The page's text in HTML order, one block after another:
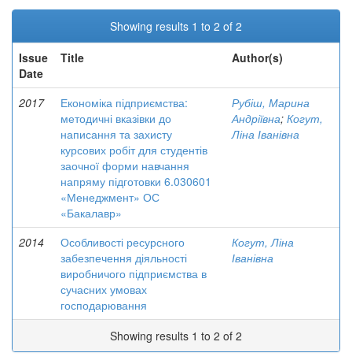
Showing results 1 to 2 of 2
Issue
Date
Title Author(s)
2017
Економіка підприємства:
методичні вказівки до
написання та захисту
курсових робіт для студентів
заочної форми навчання
напряму підготовки 6.030601
«Менеджмент» ОС
«Бакалавр»
Рубіш, Марина
Андріївна; Когут,
Ліна Іванівна
2014
Особливості ресурсного
забезпечення діяльності
виробничого підприємства в
сучасних умовах
господарювання
Когут, Ліна
Іванівна
Showing results 1 to 2 of 2